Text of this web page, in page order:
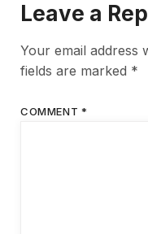
Leave a
Your email address
fields are marked *
COMMENT *